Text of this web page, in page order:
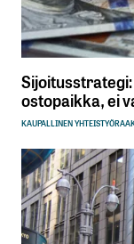
ostopaikka, ei
KAUPALLINEN YHTEISTYÖ